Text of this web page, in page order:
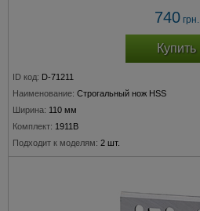
740грн.
Купить
ID код: D-71211
Наименование: Строгальный нож HSS
Ширина: 110 мм
Комплект: 1911B
Подходит к моделям: 2 шт.